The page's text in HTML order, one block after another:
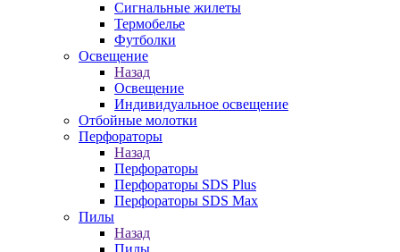
Сигнальные жилеты
Термобелье
Футболки
Освещение
Назад
Освещение
Индивидуальное освещение
Отбойные молотки
Перфораторы
Назад
Перфораторы
Перфораторы SDS Plus
Перфораторы SDS Max
Пилы
Назад
Пилы